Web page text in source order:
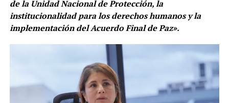
de la Unidad Nacional de Protección, la
institucionalidad para los derechos humanos y la
implementación del Acuerdo Final de Paz».